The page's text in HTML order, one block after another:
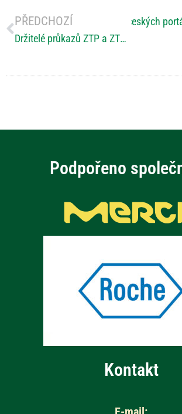
PŘEDCHOZÍ
Držitelé průkazů ZTP a ZTP/P budou moci od 1. ledna 2026 cestovat vlaky po Praze zdarma
za prosinec o RS nejen na českých
Podpořeno
Kontakt